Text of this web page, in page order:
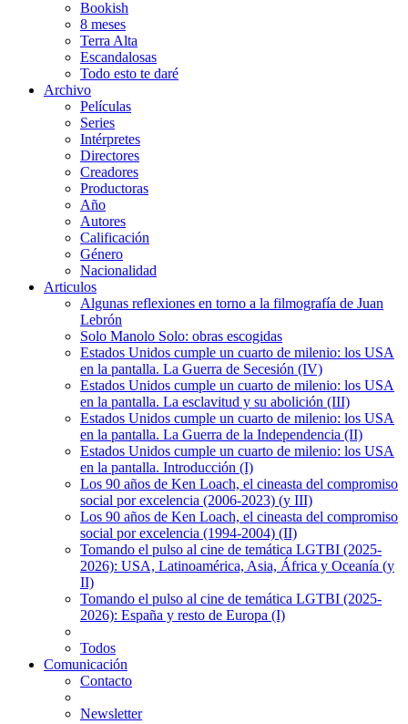
Bookish
8 meses
Terra Alta
Escandalosas
Todo esto te daré
Archivo
Películas
Series
Intérpretes
Directores
Creadores
Productoras
Año
Autores
Calificación
Género
Nacionalidad
Articulos
Algunas reflexiones en torno a la filmografía de Juan
Lebrón
Solo Manolo Solo: obras escogidas
Estados Unidos cumple un cuarto de milenio: los USA
en la pantalla. La Guerra de Secesión (IV)
Estados Unidos cumple un cuarto de milenio: los USA
en la pantalla. La esclavitud y su abolición (III)
Estados Unidos cumple un cuarto de milenio: los USA
en la pantalla. La Guerra de la Independencia (II)
Estados Unidos cumple un cuarto de milenio: los USA
en la pantalla. Introducción (I)
Los 90 años de Ken Loach, el cineasta del compromiso
social por excelencia (2006-2023) (y III)
Los 90 años de Ken Loach, el cineasta del compromiso
social por excelencia (1994-2004) (II)
Tomando el pulso al cine de temática LGTBI (2025-
2026): USA, Latinoamérica, Asia, África y Oceanía (y
II)
Tomando el pulso al cine de temática LGTBI (2025-
2026): España y resto de Europa (I)
Todos
Comunicación
Contacto
Newsletter